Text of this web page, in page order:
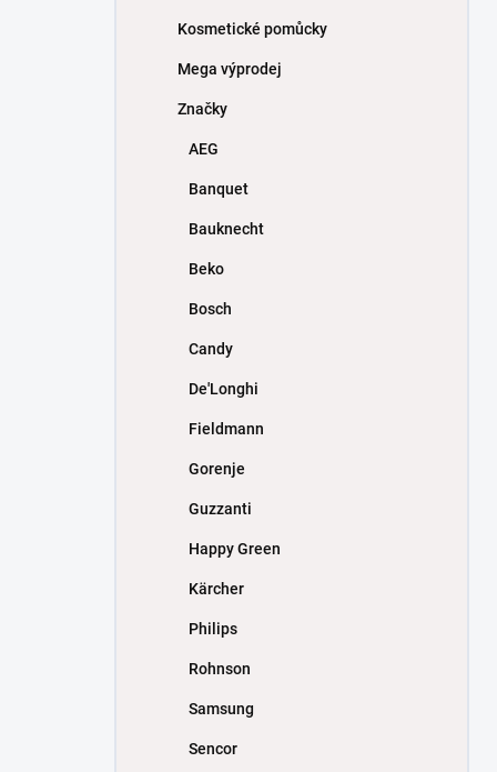
Kosmetické pomůcky
Mega výprodej
Značky
AEG
Banquet
Bauknecht
Beko
Bosch
Candy
De'Longhi
Fieldmann
Gorenje
Guzzanti
Happy Green
Kärcher
Philips
Rohnson
Samsung
Sencor